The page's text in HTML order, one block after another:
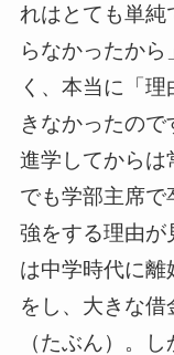
れはとても単
らなかったか
く、本当に「
きなかったの
進学してからは
でも学部主席
強をする理由が
は中学時代に離
をし、大きな
（たぶん）。